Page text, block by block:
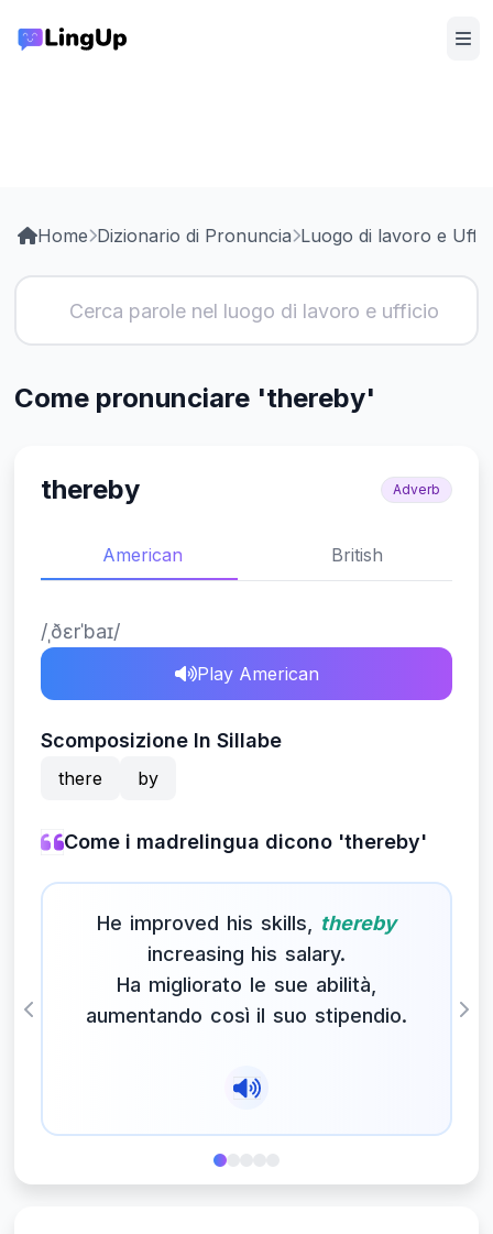
Home Dizionario di Pronuncia Luogo di lavoro e
Come pronunciare 'thereby'
thereby Adverb
American British
/ˌðɛrˈbaɪ/
Play American
Scomposizione In Sillabe
there by
Come i madrelingua dicono 'thereby'
He improved his skills,
thereby
increasing his salary.
Ha migliorato le sue abilità,
aumentando così il suo stipendio.
Previous